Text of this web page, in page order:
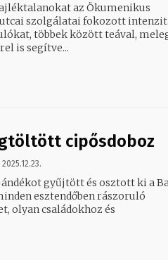
az Ökumenikus
többek között teával,
is segítve...
cipősdoboz
2025.12.23.
gyűjtött és osztott ki a
esztendőben rászoruló
olyan családokhoz és